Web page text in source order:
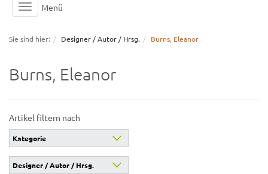
Toggle
navigation
Menü
Sie sind hier: Designer / Autor / Hrsg. Burns, Eleanor
Burns, Eleanor
Artikel filtern nach
Kategorie
Designer / Autor / Hrsg.